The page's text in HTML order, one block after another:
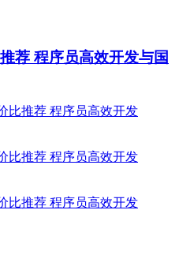
荐 程序员高效开发与国